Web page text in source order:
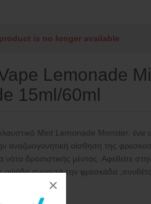
×
is no longer available
Lemonade
15ml/60ml
Mint Lemonade Monster, ένα
αναζωογονητική αίσθηση της
νότα δροσιστικής μέντας. Αφεθείτε
αψάδα συναντά την φρεσκάδα